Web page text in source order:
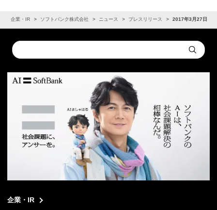
企業・IR ソフトバンク株式会社 ニュース プレスリリース 2017年3月27日
Conduct
a
Submit
企業・IR